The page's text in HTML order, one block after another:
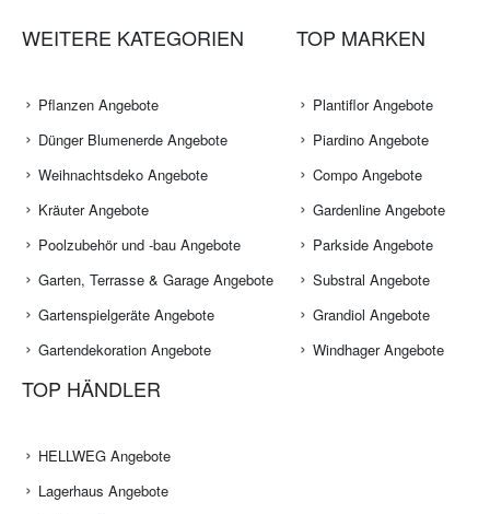
WEITERE KATEGORIEN
Pflanzen Angebote
Dünger Blumenerde Angebote
Weihnachtsdeko Angebote
Kräuter Angebote
Poolzubehör und -bau Angebote
Garten, Terrasse & Garage Angebote
Gartenspielgeräte Angebote
Gartendekoration Angebote
TOP MARKEN
Plantiflor Angebote
Piardino Angebote
Compo Angebote
Gardenline Angebote
Parkside Angebote
Substral Angebote
Grandiol Angebote
Windhager Angebote
TOP HÄNDLER
HELLWEG Angebote
Lagerhaus Angebote